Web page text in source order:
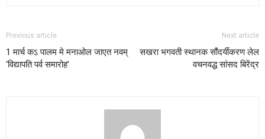
Previous article
1 मार्च कऽ पालम मे मनाओल जाएत नवम्
‘विद्यापति पर्व समारोह’
Next article
सखरा भगवती स्थानक सौंदर्यीकरण लेल
वचनवद्ध सांसद बिरेंद्र